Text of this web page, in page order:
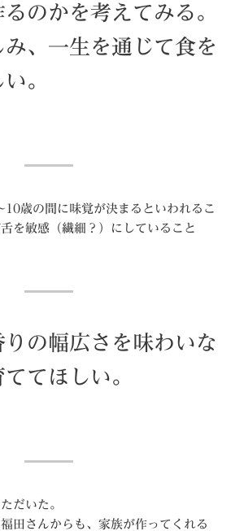
のかを考えてみる。
、一生を通じて食を
。
歳の間に味覚が決まるといわれるこ
を敏感（繊細？）にしていること
りの幅広さを味わいな
てほしい。
だいた。
田さんからも、家族が作ってくれる